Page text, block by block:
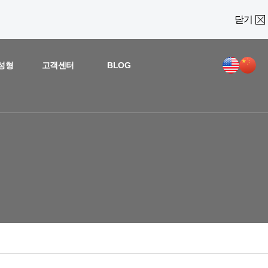
닫기
형 고객센터 BLOG